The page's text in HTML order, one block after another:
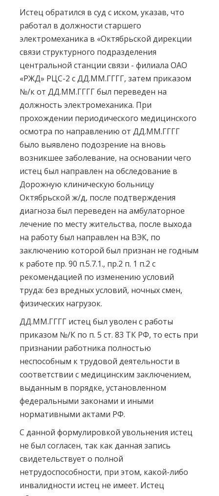
Истец обратился в суд с иском, указав, что
работал в должности старшего
электромеханика в «Октябрьской дирекции
связи структурного подразделения
центральной станции связи - филиала ОАО
«РЖД» РЦС-2 с ДД.ММ.ГГГГ, затем приказом
№/к от ДД.ММ.ГГГГ был переведен на
должность электромеханика. При
прохождении периодического медицинского
осмотра по направлению от ДД.ММ.ГГГГ
было выявлено подозрение на вновь
возникшее заболевание, на основании чего
истец был направлен на обследование в
Дорожную клиническую больницу
Октябрьской ж/д, после подтверждения
диагноза был переведен на амбулаторное
лечение по месту жительства, после выхода
на работу был направлен на ВЭК, по
заключению которой был признан не годным
к работе пр. 90 п.5.7.1., пр.2 п. 1 п.2 с
рекомендацией по изменению условий
труда: без вредных условий, ночных смен,
физических нагрузок.
ДД.ММ.ГГГГ истец был уволен с работы
приказом №/К по п. 5 ст. 83 ТК РФ, то есть при
признании работника полностью
неспособным к трудовой деятельности в
соответствии с медицинским заключением,
выданным в порядке, установленном
федеральными законами и иными
нормативными актами РФ.
С данной формулировкой увольнения истец
не был согласен, так как данная запись
свидетельствует о полной
нетрудоспособности, при этом, какой-либо
инвалидности истец не имеет. Истец